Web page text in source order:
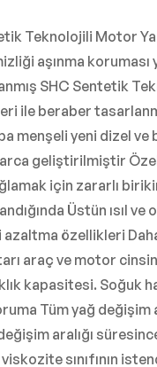
Teknolojili Motor
aşınma
SHC Sentetik
ile beraber
menşeli yeni
geliştirilmiştir
için zararlı
Üstün ısıl ve
özellikleri
araç ve motor
kapasitesi.
Tüm yağ
aralığı
viskozite sınıfının